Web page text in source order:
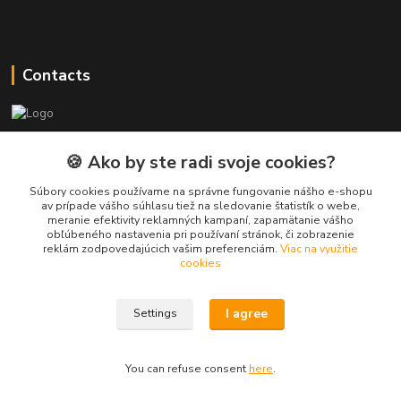
Contacts
+421 915 709 534
(Mo-Fri, 9-17 hod.) or Whatsap 24/7
skifi.space@gmail.com
🍪 Ako by ste radi svoje cookies?
Súbory cookies používame na správne fungovanie nášho e-shopu
av prípade vášho súhlasu tiež na sledovanie štatistík o webe,
meranie efektivity reklamných kampaní, zapamätanie vášho
obľúbeného nastavenia pri používaní stránok, či zobrazenie
reklám zodpovedajúcich vašim preferenciám. Viac na využitie
cookies
Settings I agree
You can refuse consent here.